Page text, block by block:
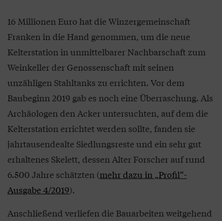
16 Millionen Euro hat die Winzergemeinschaft
Franken in die Hand genommen, um die neue
Kelterstation in unmittelbarer Nachbarschaft zum
Weinkeller der Genossenschaft mit seinen
unzähligen Stahltanks zu errichten. Vor dem
Baubeginn 2019 gab es noch eine Überraschung. Als
Archäologen den Acker untersuchten, auf dem die
Kelterstation errichtet werden sollte, fanden sie
jahrtausendealte Siedlungsreste und ein sehr gut
erhaltenes Skelett, dessen Alter Forscher auf rund
6.500 Jahre schätzten (mehr dazu in „Profil“-
Ausgabe 4/2019).
Anschließend verliefen die Bauarbeiten weitgehend